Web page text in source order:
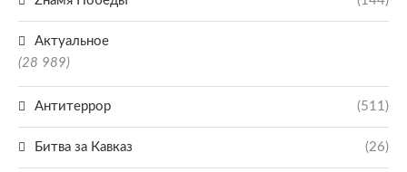
Актуальное
(28 989)
Антитеррор (511)
Битва за Кавказ (26)